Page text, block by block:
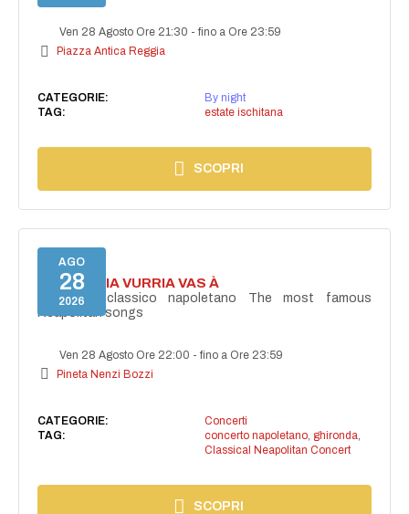
Ven 28 Agosto Ore 21:30 -fino a Ore 23:59
Piazza Antica Reggia
CATEGORIE:
By night
TAG:
estate ischitana
SCOPRI
AGO
28
2026
I'TE VURRIA VURRIA VAS À
Concerto classico napoletano The most famous
Neapolitan songs
Ven 28 Agosto Ore 22:00 -fino a Ore 23:59
Pineta Nenzi Bozzi
CATEGORIE:
Concerti
TAG:
concerto napoletano, ghironda,
Classical Neapolitan Concert
SCOPRI